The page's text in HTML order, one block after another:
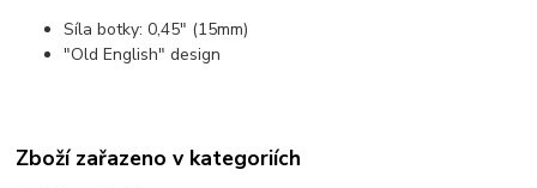
Síla botky: 0,45" (15mm)
"Old English" design
Zboží zařazeno v kategoriích